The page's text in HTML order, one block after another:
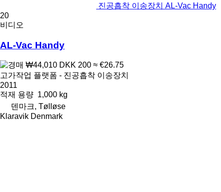
진공흡착 이송장치 AL-Vac Handy
20
비디오
AL-Vac Handy
₩44,010 DKK 200 ≈ €26.75
고가작업 플랫폼 - 진공흡착 이송장치
2011
적재 용량 1,000 kg
덴마크, Tølløse
Klaravik Denmark